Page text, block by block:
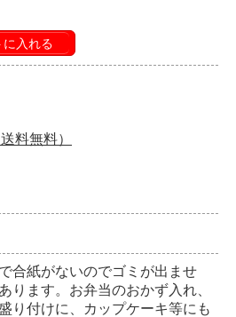
に入れる
料無料）
合紙がないのでゴミが出ませ
ります。お弁当のおかず入れ、
り付けに、カップケーキ等にも